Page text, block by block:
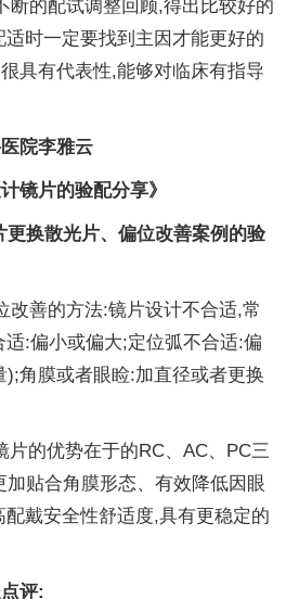
断的配试调整回顾,得出比较好的
时一定要找到主因才能更好的
具有代表性,能够对临床有指导
院李雅云
镜片的验配分享》
更换散光片、偏位改善案例的验
改善的方法:镜片设计不合适,常
:偏小或偏大;定位弧不合适:偏
角膜或者眼睑:加直径或者更换
片的优势在于的RC、AC、PC三
加贴合角膜形态、有效降低因眼
戴安全性舒适度,具有更稳定的
评: